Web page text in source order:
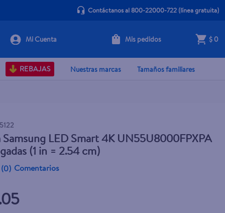
Contáctanos al 800-22000-722(línea gratuita)
Mis pedidos $ 0
REBAJAS Nuestras marcas Tamaños familiares
Samsung LED Smart 4K UN55U8000FPXPA
(1 in = 2.54 cm)
(0) Comentarios
+ Agregar